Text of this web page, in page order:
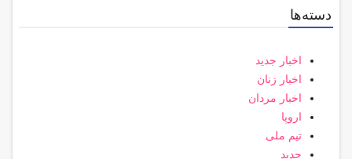
دسته‌ها
اخبار جدید
اخبار زنان
اخبار مردان
اروپا
تیم ملی
جدید